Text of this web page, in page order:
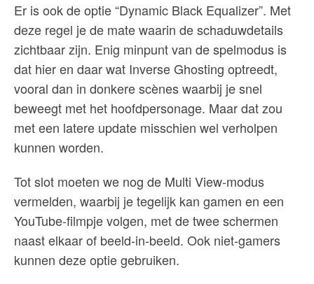
Er is ook de optie “Dynamic Black Equalizer”. Met
deze regel je de mate waarin de schaduwdetails
zichtbaar zijn. Enig minpunt van de spelmodus is
dat hier en daar wat Inverse Ghosting optreedt,
vooral dan in donkere scènes waarbij je snel
beweegt met het hoofdpersonage. Maar dat zou
met een latere update misschien wel verholpen
kunnen worden.
Tot slot moeten we nog de Multi View-modus
vermelden, waarbij je tegelijk kan gamen en een
YouTube-filmpje volgen, met de twee schermen
naast elkaar of beeld-in-beeld. Ook niet-gamers
kunnen deze optie gebruiken.